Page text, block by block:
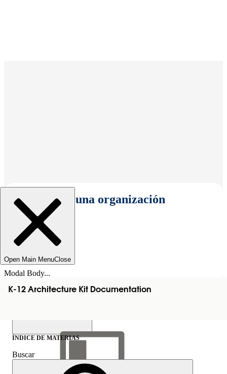
Seleccionar una organización
Open Main MenuClose
Modal Body...
K-12 Architecture Kit Documentation
ÍNDICE DE MATERIAS
Buscar